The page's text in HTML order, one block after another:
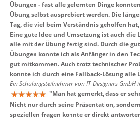
Übungen - fast alle gelernten Dinge
Übung selbst ausprobiert werden. Die
Tag, die viel beim Verständnis geholfen
Eine gute Idee und Umsetzung ist auch die
alle mit der Übung fertig sind. Durch die
Übungen konnte ich als Anfänger in den
gut mitkommen. Auch trotz technischer
konnte ich durch eine Fallback-Lösung alle
Ein Schulungsteilnehmer von IT-Designers
"Man hat gemerkt, dass er
Nicht nur durch seine Präsentation,
speziellen fragen konnte er direkt